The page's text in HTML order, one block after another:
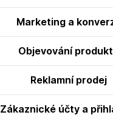
Marketing a
Objevování
Reklamní prodej
Zákaznické účty a